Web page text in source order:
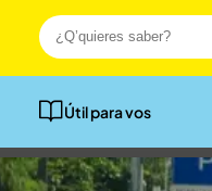
Útil para vos